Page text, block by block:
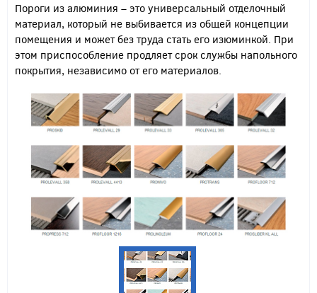
Пороги из алюминия – это универсальный отделочный
материал, который не выбивается из общей концепции
помещения и может без труда стать его изюминкой. При
этом приспособление продляет срок службы напольного
покрытия, независимо от его материалов.